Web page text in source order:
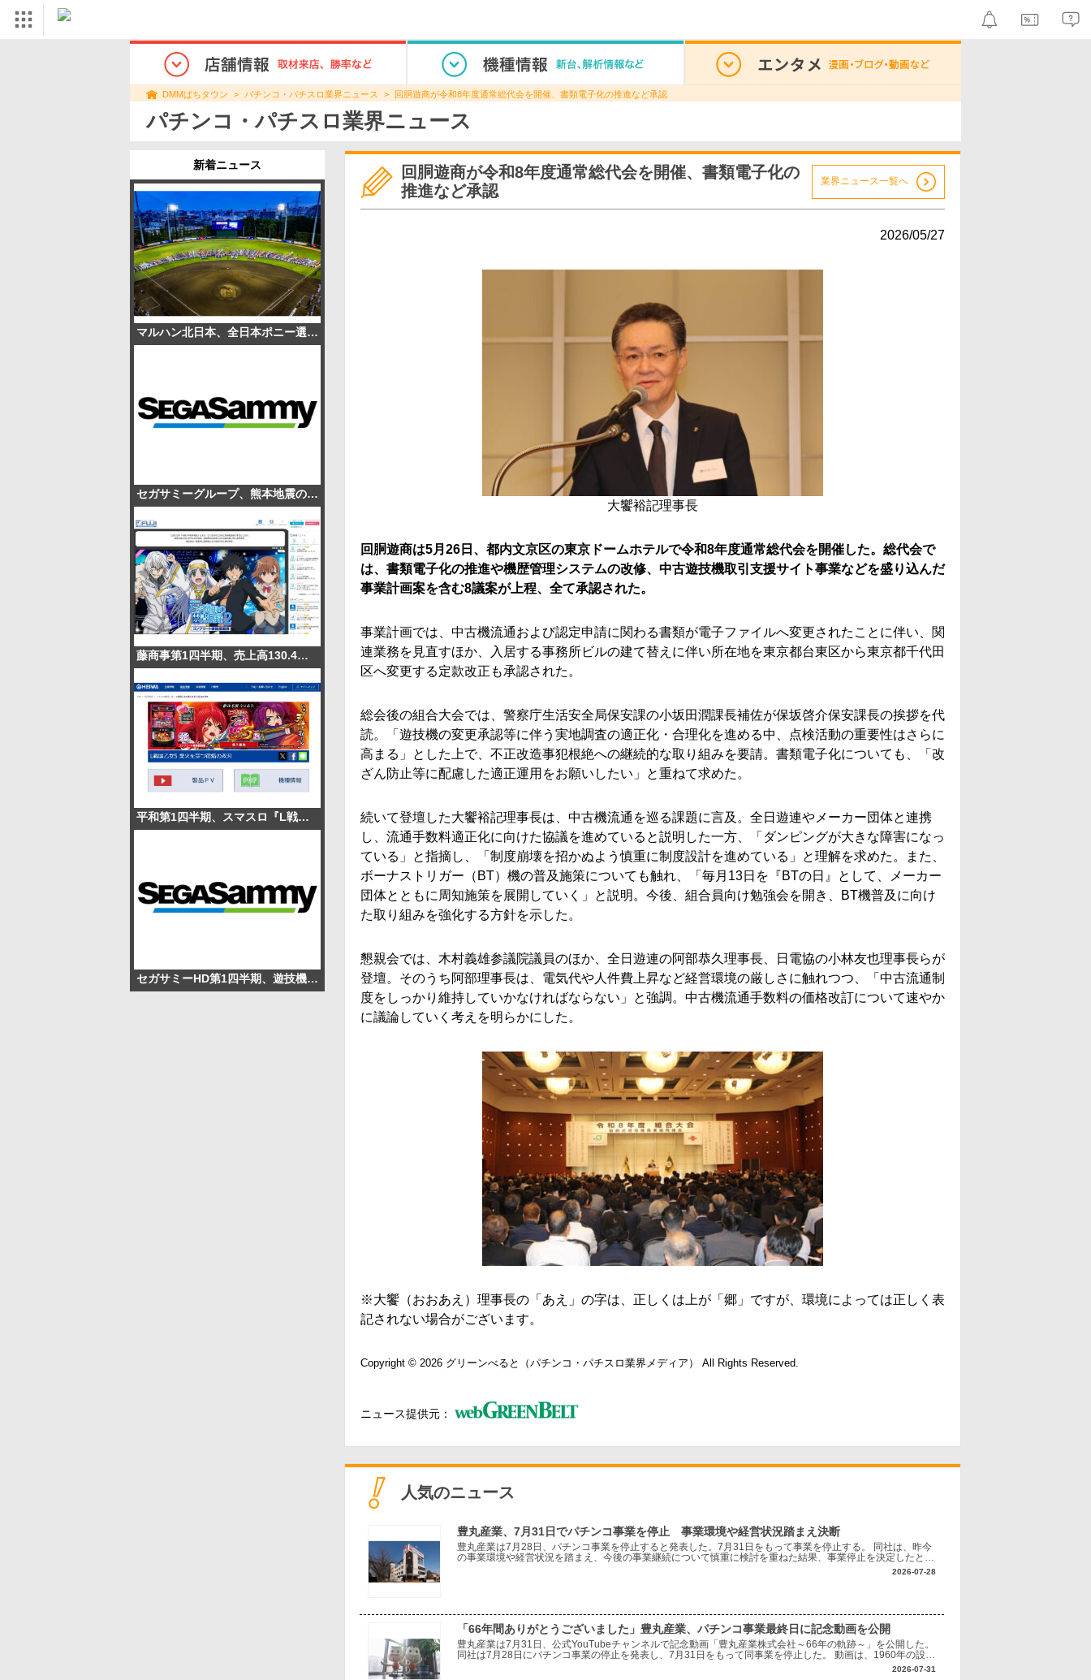
DMMぱちタウン パチンコ・パチスロ業界ニュース 回胴遊商が令和8年度通常総代会を開催、書類電子化の推進など承認
パチンコ・パチスロ業界ニュース
新着ニュース
マルハン北日本、全日本ポニー選手権に協賛 過去最多129チームが参加
セガサミーグループ、熊本地震の被災地支援で1,000万円を寄付
藤商事第1四半期、売上高130.4％増の65.1億円 パチンコ販売1.3万台で赤字幅縮小
平和第1四半期、スマスロ『L戦国乙女5』2.4万台販売で営業利益195.1％増
セガサミーHD第1四半期、遊技機事業が黒字転換 売上高58.5％増、経常利益28.5億円
回胴遊商が令和8年度通常総代会を開催、書類電子化の
推進など承認
業界ニュース一覧へ
2026/05/27
大饗裕記理事長
回胴遊商は5月26日、都内文京区の東京ドームホテルで令和8年度通常総代会を開催した。総代会で
は、書類電子化の推進や機歴管理システムの改修、中古遊技機取引支援サイト事業などを盛り込んだ
事業計画案を含む8議案が上程、全て承認された。
事業計画では、中古機流通および認定申請に関わる書類が電子ファイルへ変更されたことに伴い、関
連業務を見直すほか、入居する事務所ビルの建て替えに伴い所在地を東京都台東区から東京都千代田
区へ変更する定款改正も承認された。
総会後の組合大会では、警察庁生活安全局保安課の小坂田潤課長補佐が保坂啓介保安課長の挨拶を代
読。「遊技機の変更承認等に伴う実地調査の適正化・合理化を進める中、点検活動の重要性はさらに
高まる」とした上で、不正改造事犯根絶への継続的な取り組みを要請。書類電子化についても、「改
ざん防止等に配慮した適正運用をお願いしたい」と重ねて求めた。
続いて登壇した大饗裕記理事長は、中古機流通を巡る課題に言及。全日遊連やメーカー団体と連携
し、流通手数料適正化に向けた協議を進めていると説明した一方、「ダンピングが大きな障害になっ
ている」と指摘し、「制度崩壊を招かぬよう慎重に制度設計を進めている」と理解を求めた。また、
ボーナストリガー（BT）機の普及施策についても触れ、「毎月13日を『BTの日』として、メーカー
団体とともに周知施策を展開していく」と説明。今後、組合員向け勉強会を開き、BT機普及に向け
た取り組みを強化する方針を示した。
懇親会では、木村義雄参議院議員のほか、全日遊連の阿部恭久理事長、日電協の小林友也理事長らが
登壇。そのうち阿部理事長は、電気代や人件費上昇など経営環境の厳しさに触れつつ、「中古流通制
度をしっかり維持していかなければならない」と強調。中古機流通手数料の価格改訂について速やか
に議論していく考えを明らかにした。
※大饗（おおあえ）理事長の「あえ」の字は、正しくは上が「郷」ですが、環境によっては正しく表
記されない場合がございます。
Copyright © 2026 グリーンべると（パチンコ・パチスロ業界メディア） All Rights Reserved.
ニュース提供元：
人気のニュース
豊丸産業、7月31日でパチンコ事業を停止 事業環境や経営状況踏まえ決断
豊丸産業は7月28日、パチンコ事業を停止すると発表した。7月31日をもって事業を停止する。 同社は、昨今
の事業環境や経営状況を踏まえ、今後の事業継続について慎重に検討を重ねた結果、事業停止を決定したとし
ている。取引先に対しては、事業停止による影響をできる限り最小限にとどめられるよう、最後まで対応に努
2026-07-28
「66年間ありがとうございました」豊丸産業、パチンコ事業最終日に記念動画を公開
豊丸産業は7月31日、公式YouTubeチャンネルで記念動画「豊丸産業株式会社～66年の軌跡～」を公開した。
同社は7月28日にパチンコ事業の停止を発表し、7月31日をもって同事業を停止した。 動画は、1960年の設立
2026-07-31